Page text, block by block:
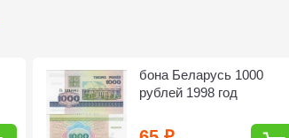
бона Беларусь 1000
рублей 1998 год